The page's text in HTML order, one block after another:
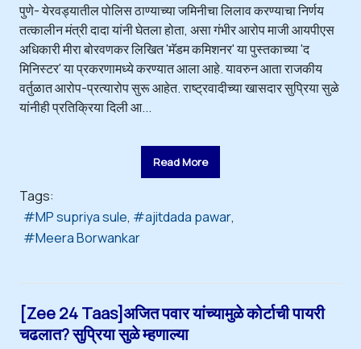
पुणे- येरवड्यातील पोलिस ठाण्याच्या जमिनीचा लिलाव करण्याचा निर्णय
तत्कालीन मंत्री दादा यांनी घेतला होता, असा गंभीर आरोप माजी आयपीएस
अधिकारी मीरा बोरवणकर लिखित 'मॅडम कमिशनर' या पुस्तकाच्या 'द
मिनिस्टर' या प्रकरणामध्ये करण्यात आला आहे. यावरुन आता राजकीय
वर्तुळात आरोप-प्रत्यारोप सुरू आहेत. राष्ट्रवादीच्या खासदार सुप्रिया सुळे
यांनीही प्रतिक्रिया दिली आ...
Read More
Tags:
MP supriya sule
ajitdada pawar
Meera Borwankar
[Zee 24 Taas]अजित पवार यांच्यामुळे कोर्टाची पायरी
चढलात? सुप्रिया सुळे म्हणाल्या